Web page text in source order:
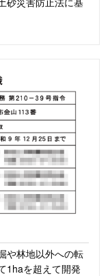
や林地以外への転
1haを超えて開発